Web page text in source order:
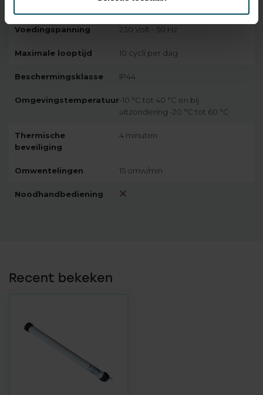
Voedingspanning 230 Volt - 50 Hz
Maximale looptijd 10 cycli per dag
Beschermingsklasse IP44
Omgevingstemperatuur-10 °C tot 40 °C en bij
uitzondering -20 °C tot 60 °C
Thermische
beveiliging
4 minuten
Omwentelingen 15 omw/min
Noodhandbediening
Recent bekeken